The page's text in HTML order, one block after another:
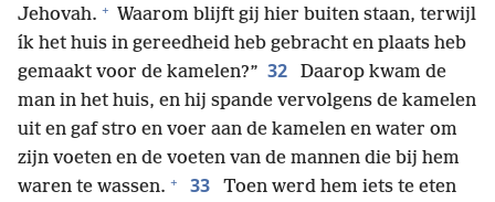
Jehovah. + Waarom blijft gij hier buiten staan, terwijl
ík het huis in gereedheid heb gebracht en plaats heb
gemaakt voor de kamelen?” 32
Daarop kwam de
man in het huis, en hij spande vervolgens de kamelen
uit en gaf stro en voer aan de kamelen en water om
zijn voeten en de voeten van de mannen die bij hem
waren te wassen. + 33
Toen werd hem iets te eten